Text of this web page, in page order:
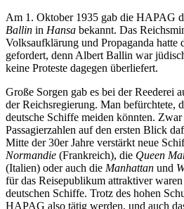
Am 1. Oktober 1935 gab die HAPAG
Ballin in Hansa bekannt. Das
Volksaufklärung und Propaganda hatte
gefordert, denn Albert Ballin war
keine Proteste dagegen überliefert.
Große Sorgen gab es bei der Reederei
der Reichsregierung. Man befürchtete,
deutsche Schiffe meiden könnten. Zwar
Passagierzahlen auf den ersten Blick
Mitte der 30er Jahre verstärkt neue
Normandie (Frankreich), die Queen
(Italien) oder auch die Manhattan und
für das Reisepublikum attraktiver
deutschen Schiffe. Trotz des hohen
HAPAG also tätig werden, und auch